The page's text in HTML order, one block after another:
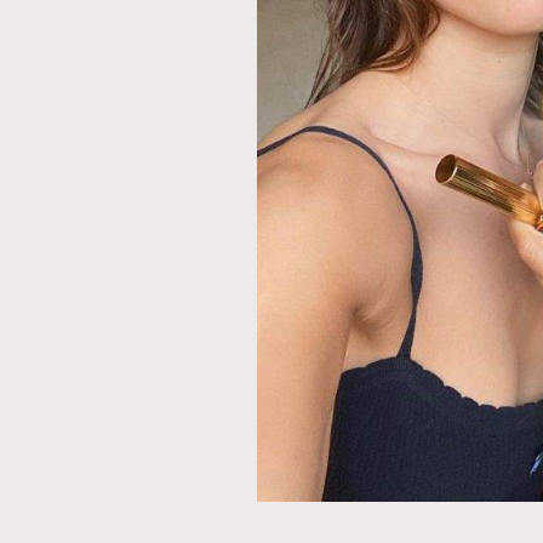
AFrenchMind